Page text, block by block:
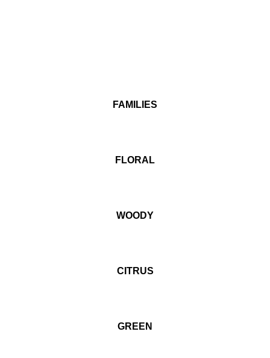
FAMILIES
FLORAL
WOODY
CITRUS
GREEN